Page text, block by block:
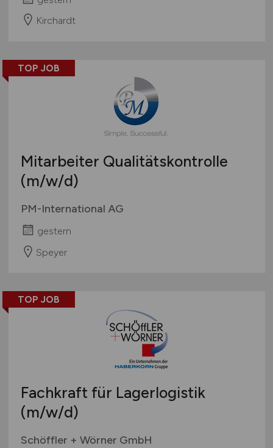
Kirchardt
TOP JOB
Mitarbeiter Qualitätskontrolle
(m/w/d)
PM-International AG
gestern
Speyer
TOP JOB
Fachkraft für Lagerlogistik
(m/w/d)
Schöffler + Wörner GmbH